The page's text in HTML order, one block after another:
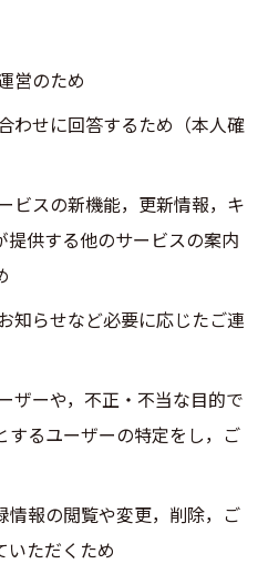
営のため
わせに回答するため（本人確
ビスの新機能，更新情報，キ
提供する他のサービスの案内
知らせなど必要に応じたご連
ザーや，不正・不当な目的で
するユーザーの特定をし，ご
情報の閲覧や変更，削除，ご
いただくため